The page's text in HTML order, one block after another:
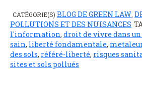
CATÉGORIE(S) BLOG DE GREEN LAW
POLLUTIONS ET DES NUISANCES
l'information, droit de vivre dans
sain, liberté fondamentale,
des sols, référé-liberté, risques
sites et sols pollués